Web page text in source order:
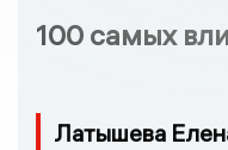
100 самых
Латышева